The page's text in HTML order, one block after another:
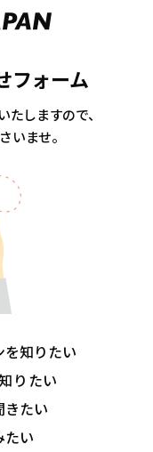
フォーム
しますので、
いませ。
知りたい
りたい
きたい
たい